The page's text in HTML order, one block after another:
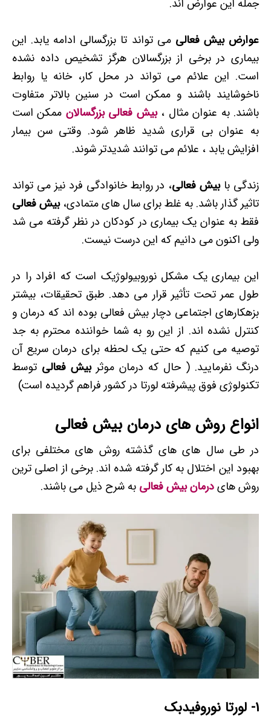
جمله این عوارض اند.
عوارض بیش فعالی می تواند تا بزرگسالی ادامه یابد. این
بیماری در برخی از بزرگسالان هرگز تشخیص داده نشده
است. این علائم می تواند در محل کار، خانه یا روابط
ناخوشایند باشند و ممکن است در سنین بالاتر متفاوت
باشند. به عنوان مثال ،بیش فعالی بزرگسالان ممکن است
به عنوان بی قراری شدید ظاهر شود. وقتی سن بیمار
افزایش یابد ، علائم می توانند شدیدتر شوند.
زندگی بابیش فعالی، در روابط خانوادگی فرد نیز می تواند
تاثیر گذار باشد. به غلط برای سال های متمادی،بیش فعالی
فقط به عنوان یک بیماری در کودکان در نظر گرفته می شد
ولی اکنون می دانیم که این درست نیست.
این بیماری یک مشکل نوروبیولوژیک است که افراد را در
طول عمر تحت تأثیر قرار می دهد. طبق تحقیقات، بیشتر
بزهکارهای اجتماعی دچار بیش فعالی بوده اند که درمان و
کنترل نشده اند. از این رو به شما خواننده محترم به جد
توصیه می کنیم که حتی یک لحظه برای درمان سریع آن
درنگ نفرمایید. ( حال که درمان موثربیش فعالی توسط
تکنولوژی فوق پیشرفته لورتا در کشور فراهم گردیده است)
انواع روش های درمان بیش فعالی
در طی سال های های گذشته روش های مختلفی برای
بهبود این اختلال به کار گرفته شده اند. برخی از اصلی ترین
روش هایدرمان بیش فعالی به شرح ذیل می باشند.
1- لورتا نوروفیدبک